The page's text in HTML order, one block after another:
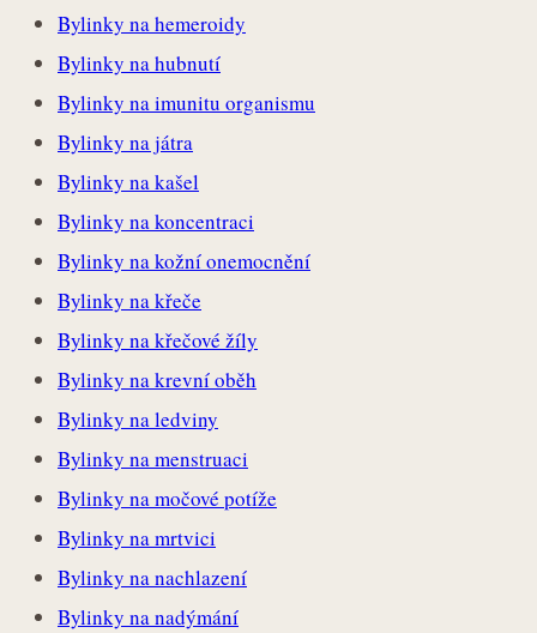
Bylinky na hemeroidy
Bylinky na hubnutí
Bylinky na imunitu organismu
Bylinky na játra
Bylinky na kašel
Bylinky na koncentraci
Bylinky na kožní onemocnění
Bylinky na křeče
Bylinky na křečové žíly
Bylinky na krevní oběh
Bylinky na ledviny
Bylinky na menstruaci
Bylinky na močové potíže
Bylinky na mrtvici
Bylinky na nachlazení
Bylinky na nadýmání